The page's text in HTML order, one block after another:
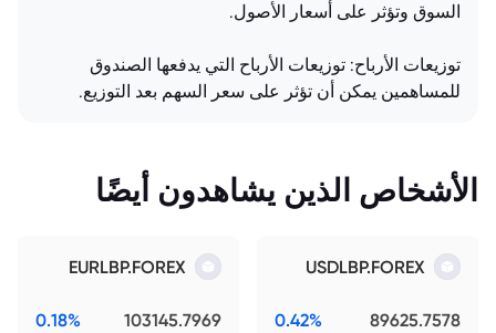
السوق وتؤثر على أسعار الأصول.
توزيعات الأرباح: توزيعات الأرباح التي يدفعها الصندوق
للمساهمين يمكن أن تؤثر على سعر السهم بعد التوزيع.
الأشخاص الذين يشاهدون أيضًا
USDLBP.FOREX
89625.7578
0.42%
EURLBP.FOREX
103145.7969
0.18%